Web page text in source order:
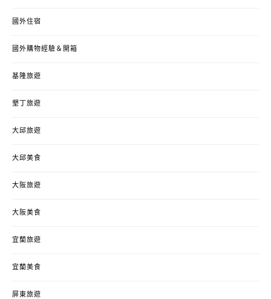
國外住宿
國外購物經驗＆開箱
基隆旅遊
墾丁旅遊
大邱旅遊
大邱美食
大阪旅遊
大阪美食
宜蘭旅遊
宜蘭美食
屏東旅遊